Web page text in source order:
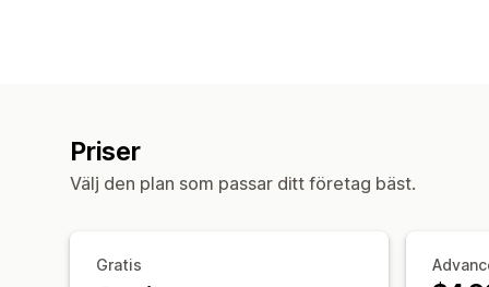
Priser
Välj den plan som passar ditt företag bäst.
Gratis